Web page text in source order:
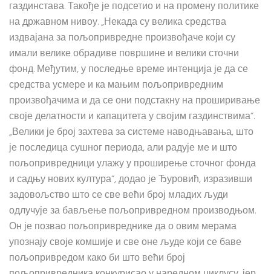
газдинстава. Такође је подсетио и на промену политике
на државном нивоу. „Некада су велика средства
издвајана за пољопривредне произвођаче који су
имали велике обрадиве површине и велики сточни
фонд. Међутим, у последње време интенција је да се
средства усмере и ка мањим пољопривредним
произвођачима и да се они подстакну на проширивање
своје делатности и капацитета у својим газдинствима“.
„Велики је број захтева за системе наводњавања, што
је последица сушног периода, али радује ме и што
пољопривредници улажу у проширење сточног фонда
и садњу нових култура“, додао је Ђуровић, изразивши
задовољство што се све већи број младих људи
одлучује за бављење пољопривредном производњом.
Он је позвао пољопривреднике да о овим мерама
упознају своје комшије и све оне људе који се баве
пољопривредом како би што већи број